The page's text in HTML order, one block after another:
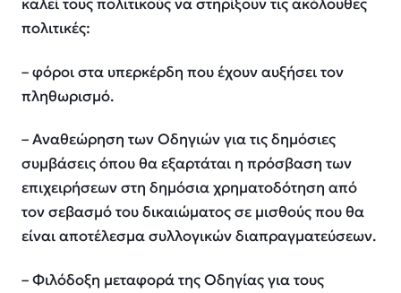
καλεί τους πολιτικούς να στηρίξουν τις ακόλουθες
πολιτικές:
– φόροι στα υπερκέρδη που έχουν αυξήσει τον
πληθωρισμό.
– Αναθεώρηση των Οδηγιών για τις δημόσιες
συμβάσεις όπου θα εξαρτάται η πρόσβαση των
επιχειρήσεων στη δημόσια χρηματοδότηση από
τον σεβασμό του δικαιώματος σε μισθούς που θα
είναι αποτέλεσμα συλλογικών διαπραγματεύσεων.
– Φιλόδοξη μεταφορά της Οδηγίας για τους